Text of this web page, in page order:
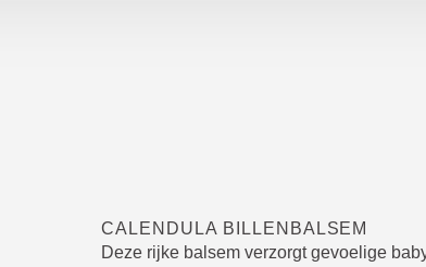
CALENDULA BILLENBALSEM
Deze rijke balsem verzorgt gevoelige